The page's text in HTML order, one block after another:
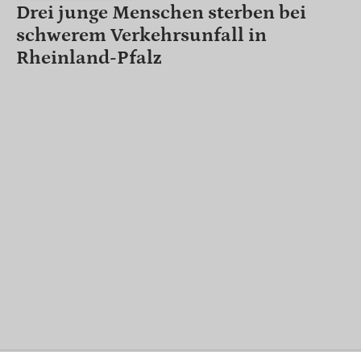
Drei junge Menschen sterben bei
schwerem Verkehrsunfall in
Rheinland-Pfalz